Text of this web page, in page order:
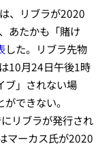
、リブラが2020
あたかも「賭け
した。リブラ先物
10月24日午後1時
ブ」されない場
できない。
リブラが発行され
マーカス氏が2020